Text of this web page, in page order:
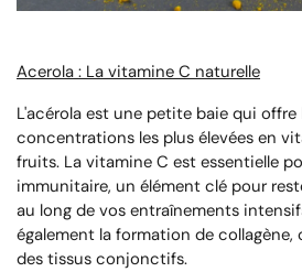
Acerola : La vitamine C naturelle
L'acérola est une petite baie qui offre
concentrations les plus élevées en
fruits. La vitamine C est essentielle
immunitaire, un élément clé pour
au long de vos entraînements
également la formation de
des tissus conjonctifs.